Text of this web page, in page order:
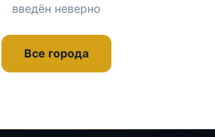
введён неверно
Все города